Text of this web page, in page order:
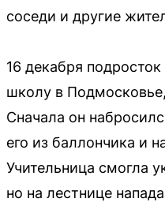
соседи и другие
16 декабря
школу в
Сначала он
его из баллончика и
Учительница смогла
но на лестнице